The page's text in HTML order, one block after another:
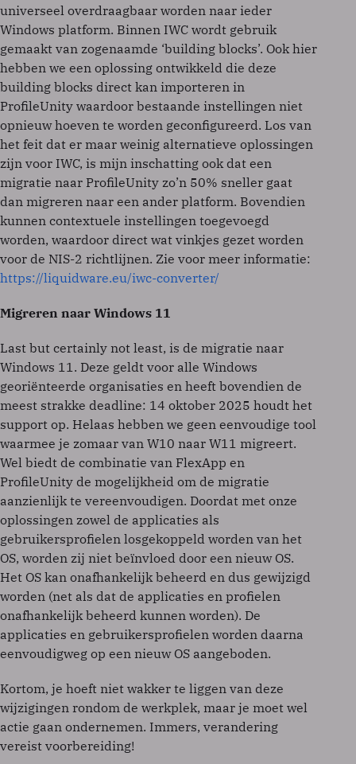
universeel overdraagbaar worden naar ieder
Windows platform. Binnen IWC wordt gebruik
gemaakt van zogenaamde ‘building blocks’. Ook hier
hebben we een oplossing ontwikkeld die deze
building blocks direct kan importeren in
ProfileUnity waardoor bestaande instellingen niet
opnieuw hoeven te worden geconfigureerd. Los van
het feit dat er maar weinig alternatieve oplossingen
zijn voor IWC, is mijn inschatting ook dat een
migratie naar ProfileUnity zo’n 50% sneller gaat
dan migreren naar een ander platform. Bovendien
kunnen contextuele instellingen toegevoegd
worden, waardoor direct wat vinkjes gezet worden
voor de NIS-2 richtlijnen. Zie voor meer informatie:
https://liquidware.eu/iwc-converter/
Migreren naar Windows 11
Last but certainly not least, is de migratie naar
Windows 11. Deze geldt voor alle Windows
georiënteerde organisaties en heeft bovendien de
meest strakke deadline: 14 oktober 2025 houdt het
support op. Helaas hebben we geen eenvoudige tool
waarmee je zomaar van W10 naar W11 migreert.
Wel biedt de combinatie van FlexApp en
ProfileUnity de mogelijkheid om de migratie
aanzienlijk te vereenvoudigen. Doordat met onze
oplossingen zowel de applicaties als
gebruikersprofielen losgekoppeld worden van het
OS, worden zij niet beïnvloed door een nieuw OS.
Het OS kan onafhankelijk beheerd en dus gewijzigd
worden (net als dat de applicaties en profielen
onafhankelijk beheerd kunnen worden). De
applicaties en gebruikersprofielen worden daarna
eenvoudigweg op een nieuw OS aangeboden.
Kortom, je hoeft niet wakker te liggen van deze
wijzigingen rondom de werkplek, maar je moet wel
actie gaan ondernemen. Immers, verandering
vereist voorbereiding!